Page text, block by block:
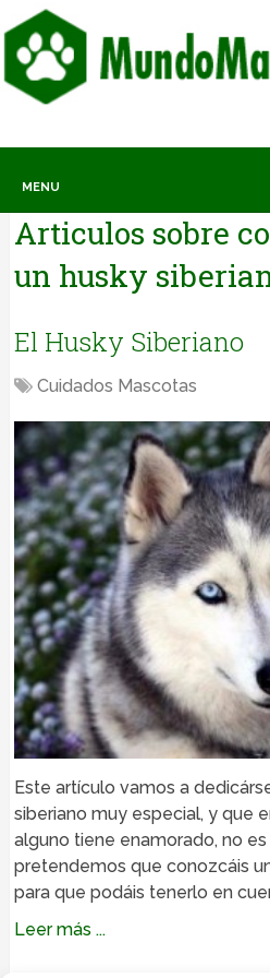
MENU
Articulos sobre
un husky
El Husky Siberiano
Cuidados Mascotas
Este artículo vamos a
siberiano muy especial, y que
alguno tiene enamorado, no
pretendemos que conozcáis
para que podáis tenerlo en
Leer más ...